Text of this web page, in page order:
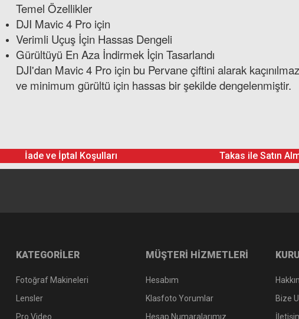
Temel Özellikler
DJI Mavic 4 Pro için
Verimli Uçuş İçin Hassas Dengeli
Gürültüyü En Aza İndirmek İçin Tasarlandı
DJI'dan Mavic 4 Pro için bu Pervane çiftini alarak
ve minimum gürültü için hassas bir şekilde dengelenmiştir.
İade ve İptal Koşulları Takas ile Satın
KATEGORİLER
Fotoğraf Makineleri
Lensler
Pro Video
MÜŞTERİ HİZMETLERİ
Hesabım
Klasfoto Yorumlar
Hesap Numaralarımız
Bize